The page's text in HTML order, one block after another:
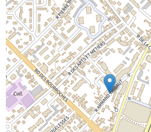
Chargement de la carte...